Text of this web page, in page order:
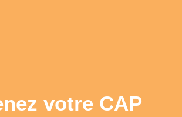
votre CAP